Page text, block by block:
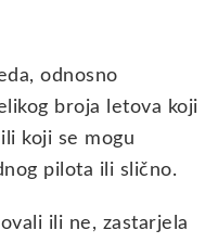
odnosno
broja letova koji
koji se mogu
pilota ili slično.
ili ne, zastarjela